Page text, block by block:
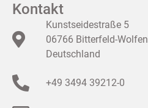
Kontakt
Kunstseidestraße 5
06766 Bitterfeld-Wolfen
Deutschland
+49 3494 39212-0